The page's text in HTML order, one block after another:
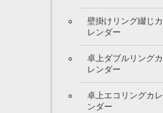
壁掛けリング綴じカ
レンダー
卓上ダブルリングカ
レンダー
卓上エコリングカレ
ンダー